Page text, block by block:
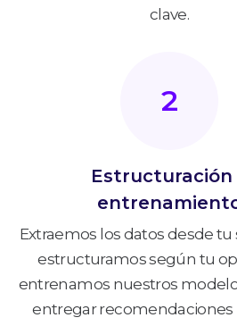
clave.
2
Estructuración
Extraemos los datos desde tu
estructuramos según tu
entrenamos nuestros
entregar recomendaciones